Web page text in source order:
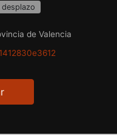
desplazo
de Valencia